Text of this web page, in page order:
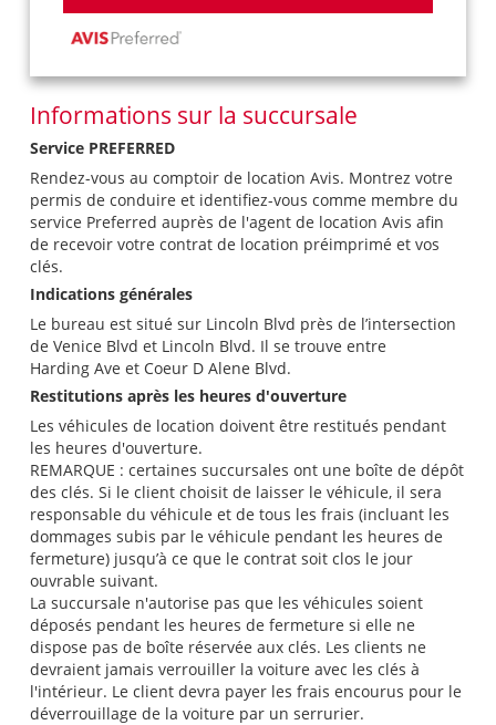
Informations sur la succursale
Service PREFERRED
Rendez-vous au comptoir de location Avis. Montrez votre
permis de conduire et identifiez-vous comme membre du
service Preferred auprès de l'agent de location Avis afin
de recevoir votre contrat de location préimprimé et vos
clés.
Indications générales
Le bureau est situé sur Lincoln Blvd près de l’intersection
de Venice Blvd et Lincoln Blvd. Il se trouve entre
Harding Ave et Coeur D Alene Blvd.
Restitutions après les heures d'ouverture
Les véhicules de location doivent être restitués pendant
les heures d'ouverture.
REMARQUE : certaines succursales ont une boîte de dépôt
des clés. Si le client choisit de laisser le véhicule, il sera
responsable du véhicule et de tous les frais (incluant les
dommages subis par le véhicule pendant les heures de
fermeture) jusqu’à ce que le contrat soit clos le jour
ouvrable suivant.
La succursale n'autorise pas que les véhicules soient
déposés pendant les heures de fermeture si elle ne
dispose pas de boîte réservée aux clés. Les clients ne
devraient jamais verrouiller la voiture avec les clés à
l'intérieur. Le client devra payer les frais encourus pour le
déverrouillage de la voiture par un serrurier.